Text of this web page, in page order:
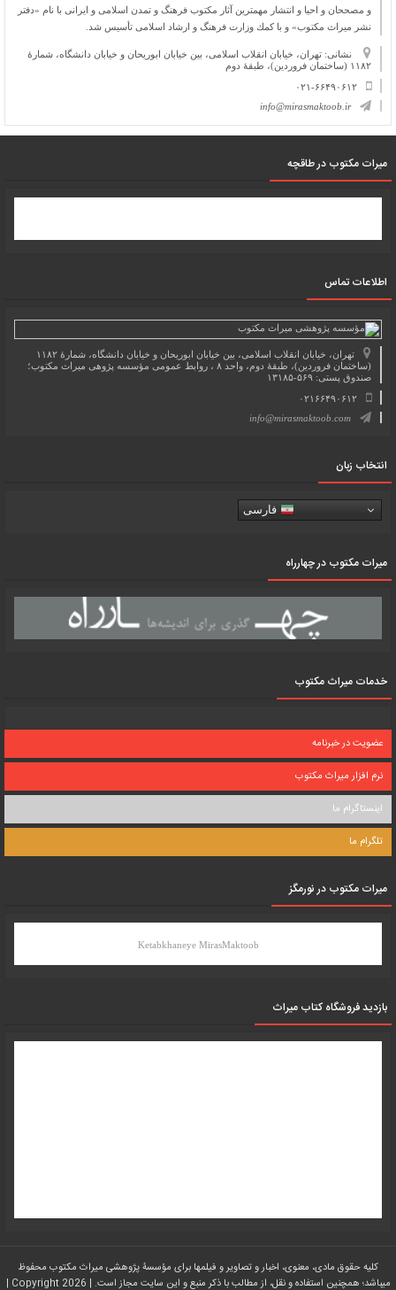
و مصححان و احیا و انتشار مهمترین آثار مكتوب فرهنگ و تمدن اسلامی و ایرانی با نام «دفتر
نشر میراث مكتوب» و با كمك وزارت فرهنگ و ارشاد اسلامی تأسیس شد.
نشانی: تهران، خیابان انقلاب اسلامی، بین خیابان ابوریحان و خیابان دانشگاه، شمارۀ
۱۱۸۲ (ساختمان فروردین)، طبقۀ دوم
۰۲۱-۶۶۴۹۰۶۱۲
info@mirasmaktoob.ir
میرات مکتوب در طاقچه
اطلاعات تماس
تهران، خیابان انقلاب اسلامی، بین خیابان ابوریحان و خیابان دانشگاه، شمارۀ ۱۱۸۲
(ساختمان فروردین)، طبقۀ دوم، واحد ۸ ، روابط عمومی مؤسسه پژوهی میراث مکتوب؛
صندوق پستی: ۵۶۹-۱۳۱۸۵
۰۲۱۶۶۴۹۰۶۱۲
info@mirasmaktoob.com
انتخاب زبان
فارسی
میرات مکتوب در چهارراه
خدمات میراث مکتوب
عضویت در خبرنامه
نرم افزار میراث مکتوب
اینستاگرام ما
تلگرام ما
میرات مکتوب در نورمگز
Ketabkhaneye MirasMaktoob
بازدید فروشگاه کتاب میراث
کلیه حقوق مادی، معنوی، اخبار و تصاویر و فیلمها برای مؤسسۀ پژوهشی میراث مکتوب محفوظ
میباشد؛ همچنین استفاده و نقل، از مطالب با ذکر منبع و این سایت مجاز است. | Copyright 2026 |